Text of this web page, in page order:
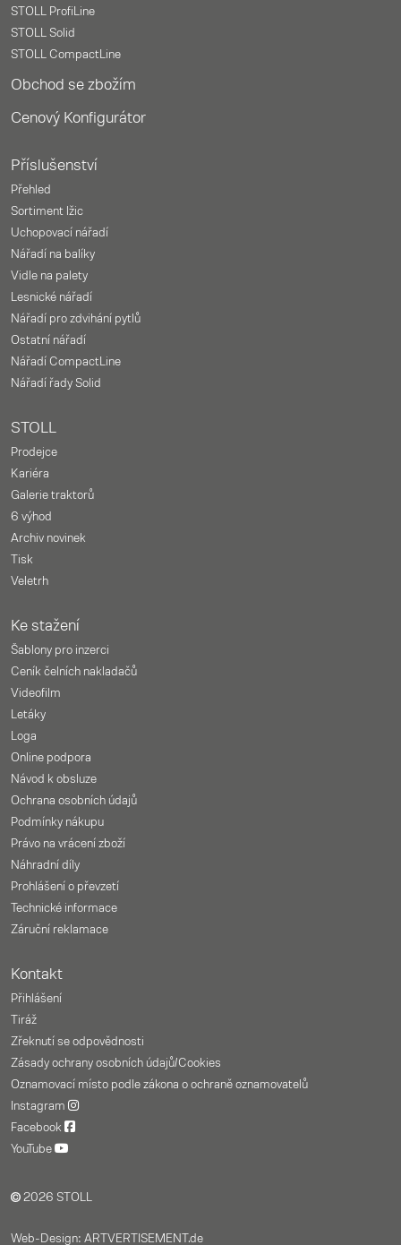
STOLL ProfiLine
STOLL Solid
STOLL CompactLine
Obchod se zbožím
Cenový Konfigurátor
Příslušenství
Přehled
Sortiment lžic
Uchopovací nářadí
Nářadí na balíky
Vidle na palety
Lesnické nářadí
Nářadí pro zdvihání pytlů
Ostatní nářadí
Nářadí CompactLine
Nářadí řady Solid
STOLL
Prodejce
Kariéra
Galerie traktorů
6 výhod
Archiv novinek
Tisk
Veletrh
Ke stažení
Šablony pro inzerci
Ceník čelních nakladačů
Videofilm
Letáky
Loga
Online podpora
Návod k obsluze
Ochrana osobních údajů
Podmínky nákupu
Právo na vrácení zboží
Náhradní díly
Prohlášení o převzetí
Technické informace
Záruční reklamace
Kontakt
Přihlášení
Tiráž
Zřeknutí se odpovědnosti
Zásady ochrany osobních údajů/Cookies
Oznamovací místo podle zákona o ochraně oznamovatelů
Instagram
Facebook
YouTube
2026 STOLL
Web-Design: ARTVERTISEMENT.de